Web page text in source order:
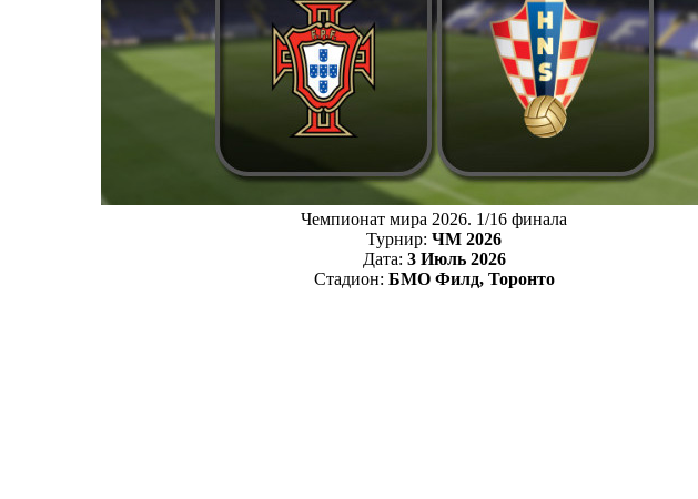
Чемпионат мира 2026. 1/16 финала
Турнир: ЧМ 2026
Дата: 3 Июль 2026
Стадион: БМО Филд, Торонто